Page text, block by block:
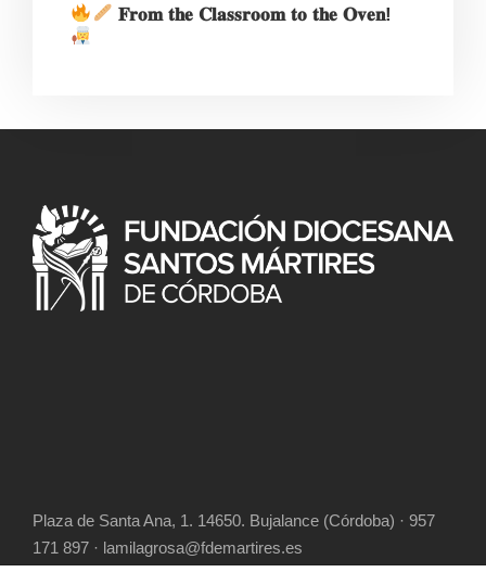
𝐅𝐫𝐨𝐦 𝐭𝐡𝐞 𝐂𝐥𝐚𝐬𝐬𝐫𝐨𝐨𝐦 𝐭𝐨 𝐭𝐡𝐞 𝐎𝐯𝐞𝐧!
Plaza de Santa Ana, 1. 14650. Bujalance (Córdoba) · 957
171 897 · lamilagrosa@fdemartires.es